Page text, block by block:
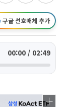
구글 선호매체 추가
00:00 / 02:49